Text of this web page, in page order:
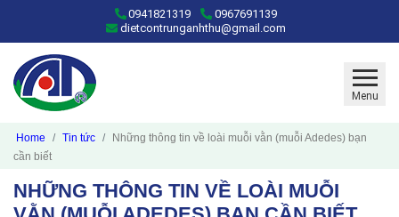
0941821319
0967691139
dietcontrunganhthu@gmail.com
Menu
Home Tin tức
Những thông tin về loài muỗi vằn (muỗi Adedes) bạn
cần biết
NHỮNG THÔNG TIN VỀ LOÀI MUỖI